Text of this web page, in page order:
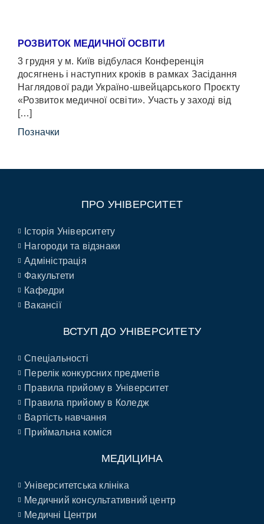
РОЗВИТОК МЕДИЧНОЇ ОСВІТИ
3 грудня у м. Київ відбулася Конференція
досягнень і наступних кроків в рамках Засідання
Наглядової ради Україно-швейцарського Проєкту
«Розвиток медичної освіти». Участь у заході від
[…]
Позначки
ПРО УНІВЕРСИТЕТ
Історія Університету
Нагороди та відзнаки
Адміністрація
Факультети
Кафедри
Вакансії
ВСТУП ДО УНІВЕРСИТЕТУ
Спеціальності
Перелік конкурсних предметів
Правила прийому в Університет
Правила прийому в Коледж
Вартість навчання
Приймальна коміся
МЕДИЦИНА
Університетська клініка
Медичний консультативний центр
Медичні Центри